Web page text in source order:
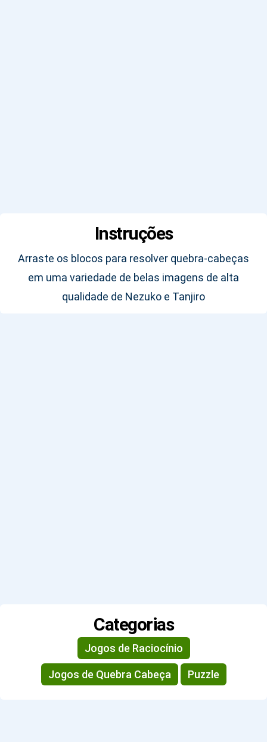
Instruções
Arraste os blocos para resolver quebra-cabeças
em uma variedade de belas imagens de alta
qualidade de Nezuko e Tanjiro
Categorias
Jogos de Raciocínio
Jogos de Quebra Cabeça Puzzle